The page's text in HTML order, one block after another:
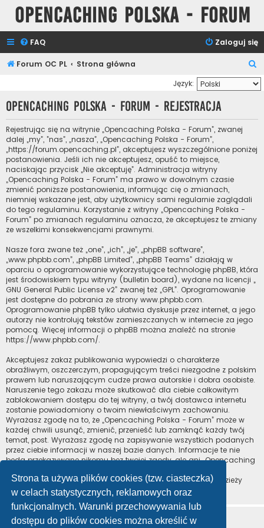
Strona ta używa plików cookies (tzw. ciasteczka)
w celach statystycznych, reklamowych oraz
funkcjonalnych. Warunki przechowywania lub
dostępu do plików cookies można określić w
Opencaching Polska - Forum
FAQ Zaloguj się
Forum OC PL Strona główna
z
u
Język:
Opencaching Polska - Forum - Rejestracja
Rejestrując się na witrynie „Opencaching Polska - Forum”, zwanej
dalej „my”, ”nas”, „nasza”, „Opencaching Polska - Forum”,
„https://forum.opencaching.pl”, akceptujesz wyszczególnione poniżej
postanowienia. Jeśli ich nie akceptujesz, opuść to miejsce,
naciskając przycisk „Nie akceptuję”. Administracja witryny
„Opencaching Polska - Forum” ma prawo w dowolnym czasie
zmienić poniższe postanowienia, informując cię o zmianach,
niemniej wskazane jest, aby użytkownicy sami regularnie zaglądali
do tego regulaminu. Korzystanie z witryny „Opencaching Polska -
Forum” po zmianach regulaminu oznacza, że akceptujesz te zmiany
ze wszelkimi konsekwencjami prawnymi.
Nasze fora zwane też „one”, „ich”, „je”, „phpBB software”,
„www.phpbb.com”, „phpBB Limited”, „phpBB Teams” działają w
oparciu o oprogramowanie wykorzystujące technologię phpBB, która
jest środowiskiem typu witryny (bulletin board), wydane na licencji „
GNU General Public License v2” zwanej też „GPL”. Oprogramowanie
jest dostępne do pobrania ze strony www.phpbb.com.
Oprogramowanie phpBB tylko ułatwia dyskusje przez internet, a jego
autorzy nie kontrolują tekstów zamieszczanych w internecie za jego
pomocą. Więcej informacji o phpBB można znaleźć na stronie
https://www.phpbb.com/.
Akceptujesz zakaz publikowania wypowiedzi o charakterze
obraźliwym, oszczerczym, propagującym treści niezgodne z polskim
prawem lub naruszającym cudze prawa autorskie i dobra osobiste.
Naruszenie tego zakazu może skutkować dla ciebie całkowitym
zablokowaniem dostępu do tej witryny, a twój dostawca internetu
zostanie powiadomiony o twoim niewłaściwym zachowaniu.
Wyrażasz zgodę na to, że „Opencaching Polska - Forum” może w
każdej chwili usunąć, zmienić, przenieść lub zamknąć każdy twój
temat, post. Wyrażasz zgodę na zapisywanie wszystkich podanych
przez ciebie informacji w naszej bazie danych. Informacje te nie
będą przekazywane nikomu bez twojej zgody, ale ani „Opencaching
włamania do witryny, podczas których może dojść do kradzieży
danych.